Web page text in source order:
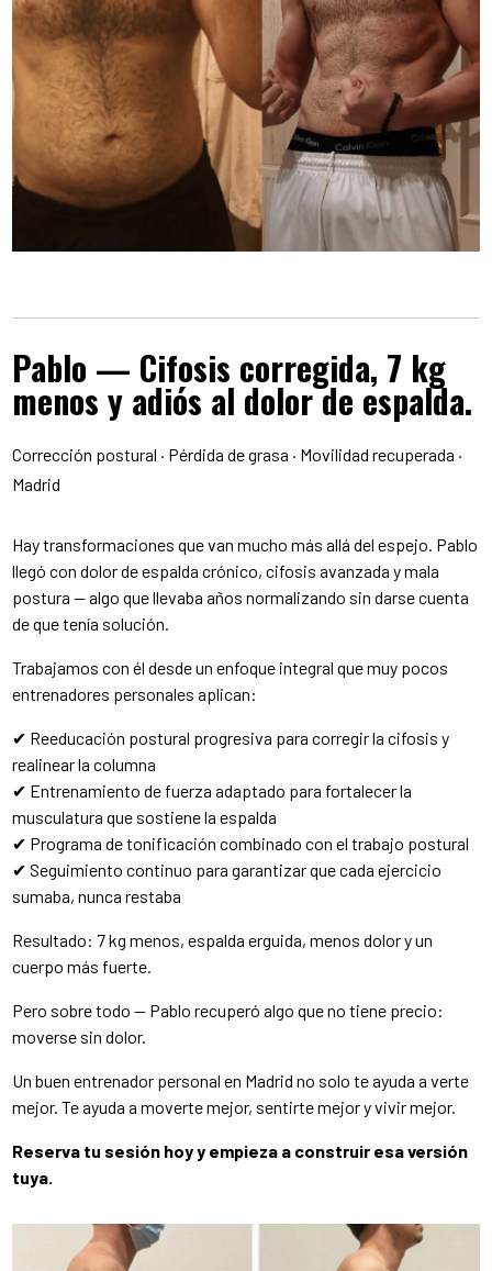
Pablo — Cifosis corregida, 7 kg
menos y adiós al dolor de espalda.
Corrección postural · Pérdida de grasa · Movilidad recuperada ·
Madrid
Hay transformaciones que van mucho más allá del espejo. Pablo
llegó con dolor de espalda crónico, cifosis avanzada y mala
postura — algo que llevaba años normalizando sin darse cuenta
de que tenía solución.
Trabajamos con él desde un enfoque integral que muy pocos
entrenadores personales aplican:
✔ Reeducación postural progresiva para corregir la cifosis y
realinear la columna
✔ Entrenamiento de fuerza adaptado para fortalecer la
musculatura que sostiene la espalda
✔ Programa de tonificación combinado con el trabajo postural
✔ Seguimiento continuo para garantizar que cada ejercicio
sumaba, nunca restaba
Resultado: 7 kg menos, espalda erguida, menos dolor y un
cuerpo más fuerte.
Pero sobre todo — Pablo recuperó algo que no tiene precio:
moverse sin dolor.
Un buen entrenador personal en Madrid no solo te ayuda a verte
mejor. Te ayuda a moverte mejor, sentirte mejor y vivir mejor.
Reserva tu sesión hoy y empieza a construir esa versión
tuya.